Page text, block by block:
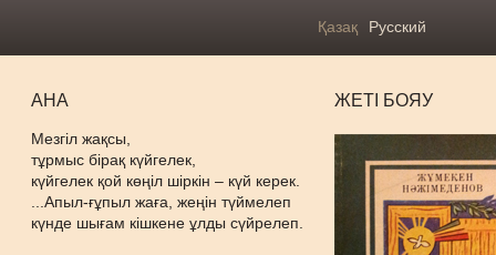
Қазақ Русский
АНА
Мезгіл жақсы,
тұрмыс бірақ күйгелек,
күйгелек қой көңіл шіркін – күй керек.
...Апыл-ғұпыл жаға, жеңін түймелеп
күнде шығам кішкене ұлды сүйрелеп.
ЖЕТІ БОЯУ